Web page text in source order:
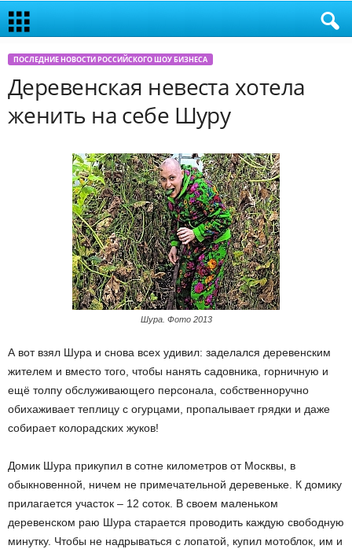
ПОСЛЕДНИЕ НОВОСТИ РОССИЙСКОГО ШОУ БИЗНЕСА
Деревенская невеста хотела
женить на себе Шуру
Шура. Фото 2013
А вот взял Шура и снова всех удивил: заделался деревенским
жителем и вместо того, чтобы нанять садовника, горничную и
ещё толпу обслуживающего персонала, собственноручно
обихаживает теплицу с огурцами, пропалывает грядки и даже
собирает колорадских жуков!
Домик Шура прикупил в сотне километров от Москвы, в
обыкновенной, ничем не примечательной деревеньке. К домику
прилагается участок – 12 соток. В своем маленьком
деревенском раю Шура старается проводить каждую свободную
минутку. Чтобы не надрываться с лопатой, купил мотоблок, им и